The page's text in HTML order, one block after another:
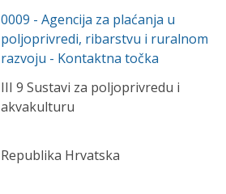
0009 -Agencija za plaćanja u
poljoprivredi, ribarstvu i ruralnom
razvoju - Kontaktna točka
III 9 Sustavi za poljoprivredu i
akvakulturu
Republika Hrvatska